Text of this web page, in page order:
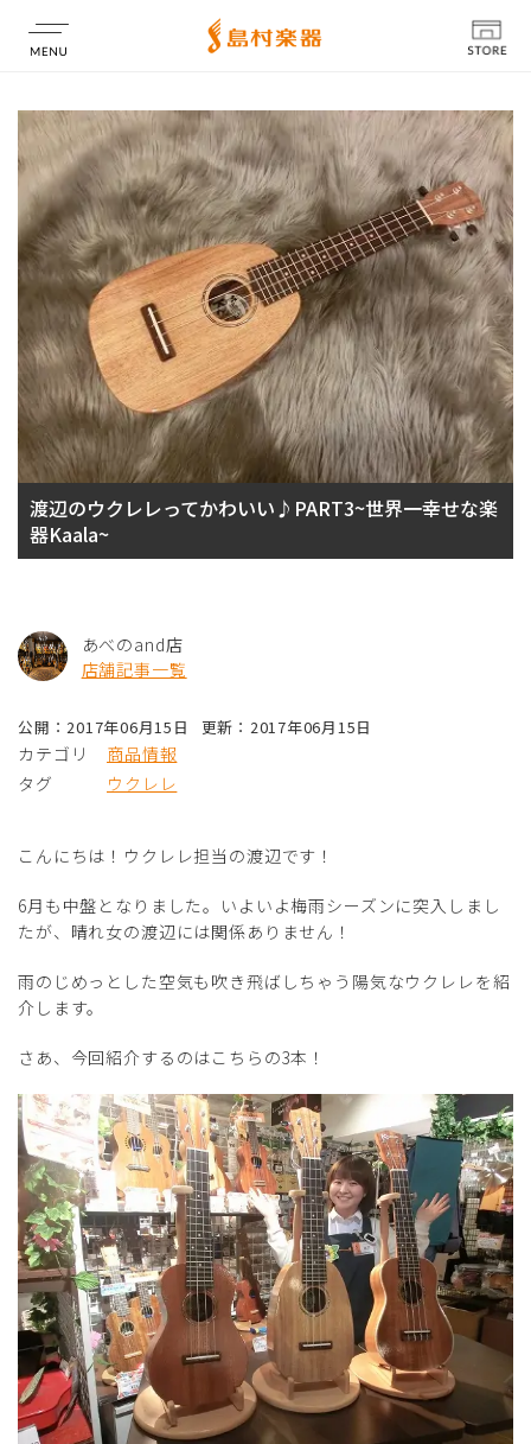
店舗情報
渡辺のウクレレってかわいい♪PART3~世界一幸せな楽
器Kaala~
あべのand店
店舗記事一覧
公開：2017年06月15日 更新：2017年06月15日
カテゴリ
商品情報
タグ
ウクレレ
こんにちは！ウクレレ担当の渡辺です！
6月も中盤となりました。いよいよ梅雨シーズンに突入しまし
たが、晴れ女の渡辺には関係ありません！
雨のじめっとした空気も吹き飛ばしちゃう陽気なウクレレを紹
介します。
さあ、今回紹介するのはこちらの3本！